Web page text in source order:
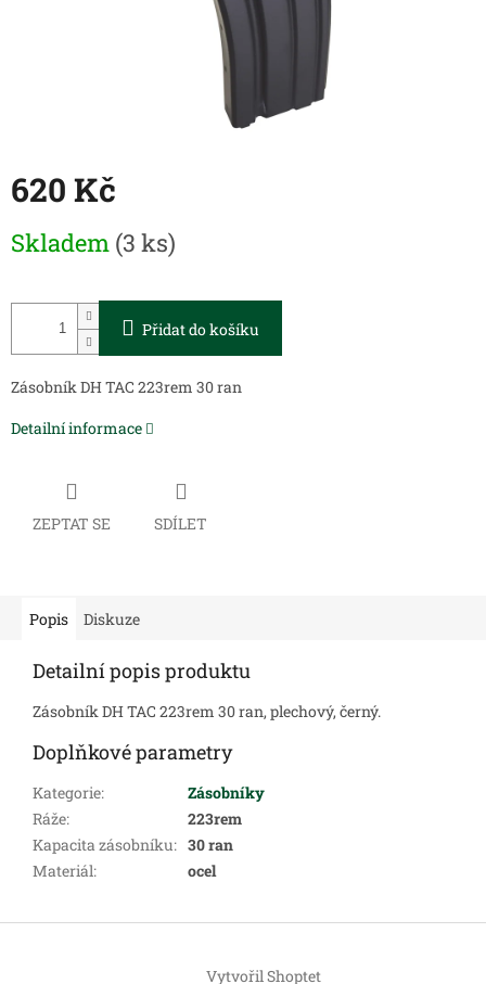
620 Kč
cena:
Skladem (3 ks)
Přidat do košíku
Zásobník DH TAC 223rem 30 ran
Detailní informace
ZEPTAT SE SDÍLET
Popis Diskuze
Detailní popis produktu
Zásobník DH TAC 223rem 30 ran, plechový, černý.
Doplňkové parametry
Kategorie:
Zásobníky
Ráže:
223rem
Kapacita zásobníku: 30 ran
Materiál: ocel
Z
Vytvořil Shoptet